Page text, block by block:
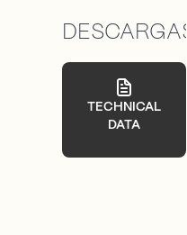
DESCARGAS
TECHNICAL
DATA